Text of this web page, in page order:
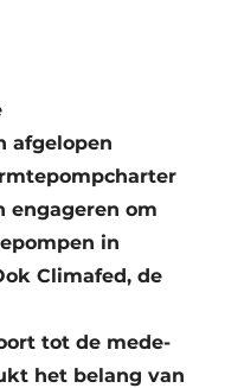
afgelopen
engageren om
in
Climafed, de
tot de mede-
het belang van